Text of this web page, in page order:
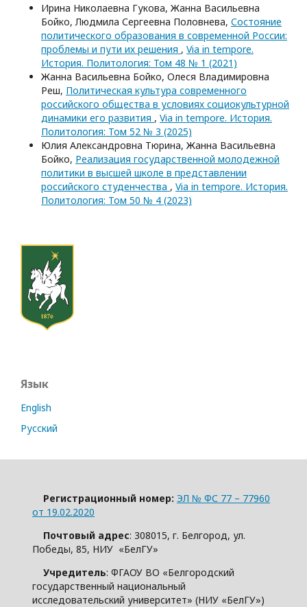
Ирина Николаевна Гукова, Жанна Васильевна
Бойко, Людмила Сергеевна Половнева, Состояние
политического образования в современной России:
проблемы и пути их решения , Via in tempore.
История. Политология: Том 48 № 1 (2021)
Жанна Васильевна Бойко, Олеся Владимировна
Реш, Политическая культура современного
российского общества в условиях социокультурной
динамики его развития , Via in tempore. История.
Политология: Том 52 № 3 (2025)
Юлия Александровна Тюрина, Жанна Васильевна
Бойко, Реализация государственной молодежной
политики в высшей школе в представлении
российского студенчества , Via in tempore. История.
Политология: Том 50 № 4 (2023)
Язык
English
Русский
Регистрационный номер: ЭЛ № ФС 77 – 77960
от 19.02.2020
Почтовый адрес: 308015, г. Белгород, ул.
Победы, 85, НИУ «БелГУ»
Учредитель: ФГАОУ ВО «Белгородский
государственный национальный
исследовательский университет» (НИУ «БелГУ»)